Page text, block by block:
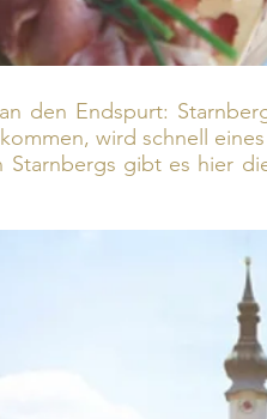
den Endspurt:
wird schnell
Starnbergs gibt es hier